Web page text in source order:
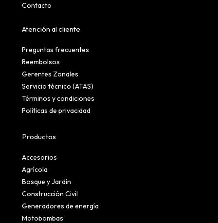
Contacto
Atención al cliente
Preguntas frecuentes
Reembolsos
Gerentes Zonales
Servicio técnico (ATAS)
Términos y condiciones
Políticas de privacidad
Productos
Accesorios
Agrícola
Bosque y Jardín
Construcción Civil
Generadores de energía
Motobombas